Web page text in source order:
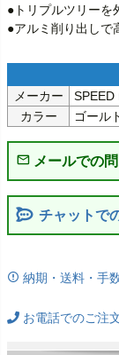
●トリプルツリーを
●アルミ削り出しで
メーカー
SPEED
カラー
ゴール
チャットで
納期・送料・手
お電話でのご注